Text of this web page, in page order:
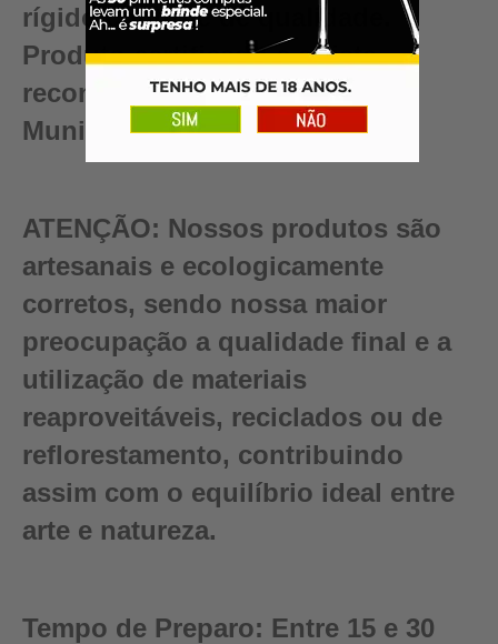
rígido controle de qualidade.
Produto certificado e artista
reconhecido pelo Conselho
Municipal de Turismo.
ATENÇÃO: Nossos produtos são
artesanais e ecologicamente
corretos, sendo nossa maior
preocupação a qualidade final e a
utilização de materiais
reaproveitáveis, reciclados ou de
reflorestamento, contribuindo
assim com o equilíbrio ideal entre
arte e natureza.
Tempo de Preparo: Entre 15 e 30